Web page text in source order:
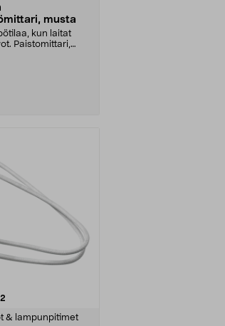
musta
kun laitat
Paistomittari,
& lampunpitimet